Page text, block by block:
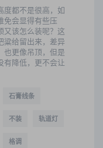
度都不是很高，如
免会显得有些压
又该怎么装呢？这
粱给留出来，差异
也更像吊顶，但是
有降低，更不会让
石膏线条
不装 轨道灯
格调